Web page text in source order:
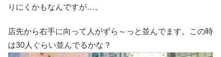
りにくかもなんですが…。
店先から右手に向って人がずら～っと並んでます。この時
は30人ぐらい並んでるかな？